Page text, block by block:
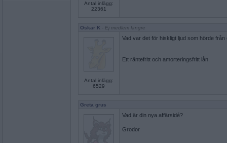
Antal inlägg:
22361
Oskar K - Ej medlem längre
Antal inlägg:
6529
Vad var det för hiskligt ljud som hörde från
Ett räntefritt och amorteringsfritt lån.
Greta grus
Vad är din nya affärsidé?
Grodor